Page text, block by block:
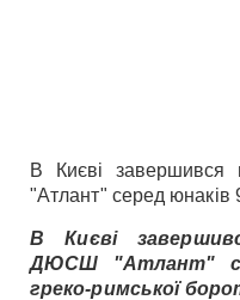
В Києві завершився
"Атлант" серед юнаків
В Києві
ДЮСШ "Атлант"
греко-римської